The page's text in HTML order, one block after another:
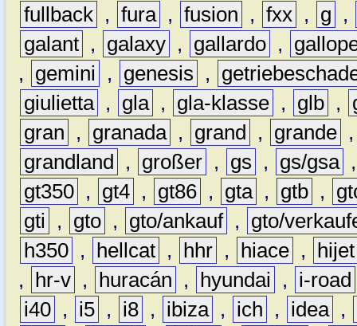
fullback , fura , fusion , fxx , g
,
galant , galaxy , gallardo ,
,
gemini , genesis ,
giulietta , gla , gla-klasse , glb ,
gran
, granada , grand , grande
grandland
, großer , gs , gs/gsa
gt350 , gt4 , gt86 , gta , gtb ,
gti
, gto , gto/ankauf ,
gto/
h350 , hellcat , hhr , hiace ,
hijet
,
hr-v , huracán , hyundai ,
i-road
i40 , i5 , i8 , ibiza , ich , idea ,